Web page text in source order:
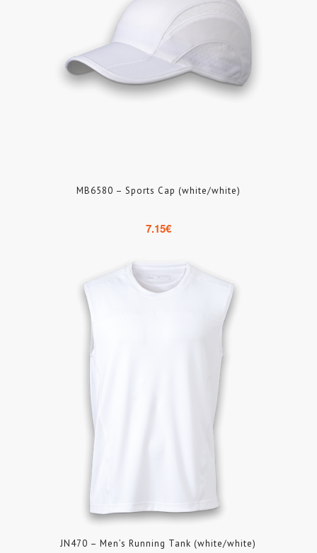
MB6580 – Sports Cap (white/white)
7.15€
JN470 – Men’s Running Tank (white/white)